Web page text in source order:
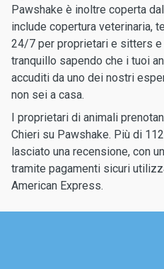
Pawshake è inoltre coperta
include copertura veterinaria,
24/7 per proprietari e sitters
tranquillo sapendo che i tuoi
accuditi da uno dei nostri
non sei a casa.
I proprietari di animali
Chieri su Pawshake. Più di
lasciato una recensione, con
tramite pagamenti sicuri
American Express.